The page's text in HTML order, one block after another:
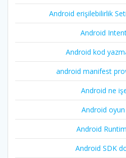
Android erişilebilirlik
Android
Android kod
android manifest
Android ne
Android oyun
Android
Android SDK